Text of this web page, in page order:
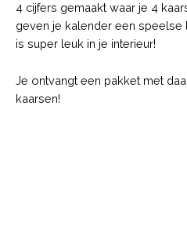
4 cijfers gemaakt waar je 4
geven je kalender een
is super leuk in je interieur!
Je ontvangt een pakket met
kaarsen!